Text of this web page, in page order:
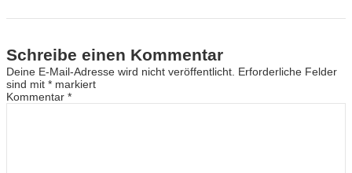
Schreibe einen Kommentar
Deine E-Mail-Adresse wird nicht veröffentlicht. Erforderliche Felder
sind mit * markiert
Kommentar *